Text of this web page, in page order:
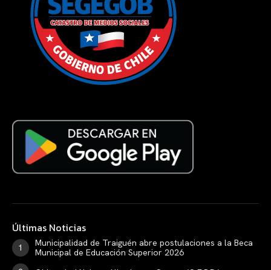
Últimas Noticias
Municipalidad de Traiguén abre postulaciones a la Beca
Municipal de Educación Superior 2026